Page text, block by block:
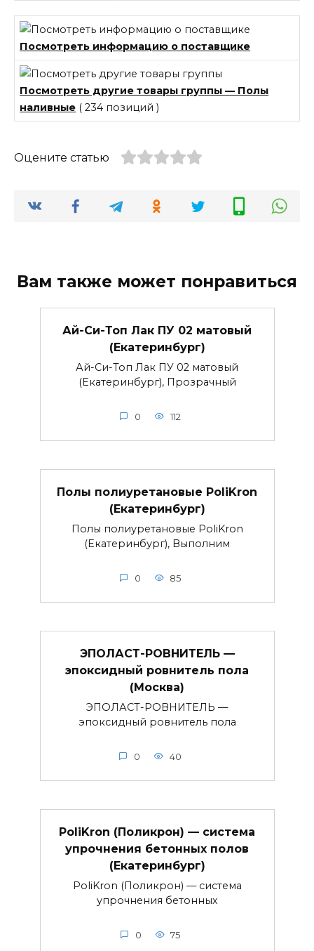
Посмотреть информацию о поставщике
Посмотреть другие товары группы — Полы
наливные ( 234 позиций )
Оцените статью
Вам также может понравиться
Ай-Си-Топ Лак ПУ 02 матовый
(Екатеринбург)
Ай-Си-Топ Лак ПУ 02 матовый
(Екатеринбург), Прозрачный
0 112
Полы полиуретановые PoliKron
(Екатеринбург)
Полы полиуретановые PoliKron
(Екатеринбург), Выполним
0 85
ЭПОЛАСТ-РОВНИТЕЛЬ —
эпоксидный ровнитель пола
(Москва)
ЭПОЛАСТ-РОВНИТЕЛЬ —
эпоксидный ровнитель пола
0 40
PoliKron (Поликрон) — система
упрочнения бетонных полов
(Екатеринбург)
PoliKron (Поликрон) — система
упрочнения бетонных
0 75